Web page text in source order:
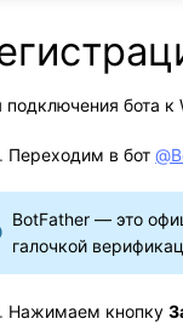
подключения бота к
Переходим в бот
BotFather — это
галочкой
Нажимаем кнопку